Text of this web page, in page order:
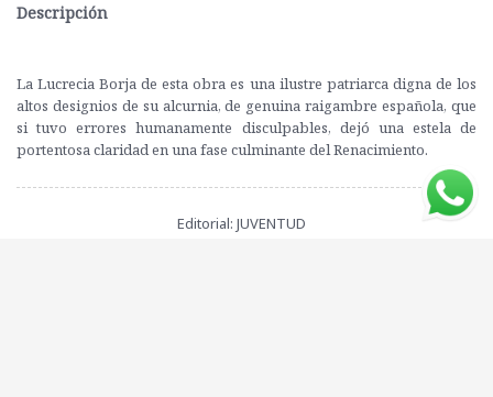
Descripción
La Lucrecia Borja de esta obra es una ilustre patriarca digna de los
altos designios de su alcurnia, de genuina raigambre española, que
si tuvo errores humanamente disculpables, dejó una estela de
portentosa claridad en una fase culminante del Renacimiento.
Editorial: JUVENTUD